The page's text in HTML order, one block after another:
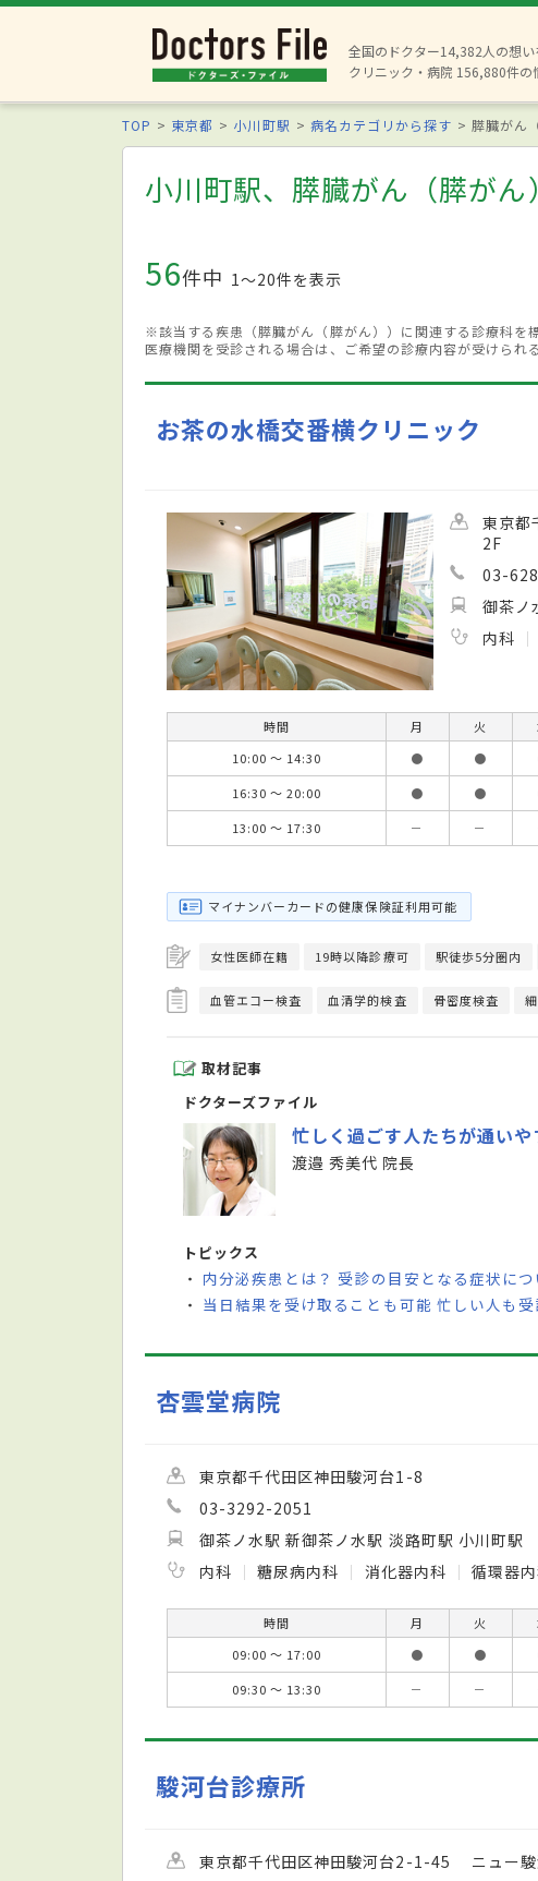
全国のドクター14,382人の想い
クリニック・病院 156,880件の
TOP 東京都 小川町駅 病名カテゴリから探す 膵臓がん
小川町駅、膵臓がん（膵がん）
56件中 1〜20件を表示
※該当する疾患（膵臓がん（膵がん））に関連する診療科を
医療機関を受診される場合は、ご希望の診療内容が受けられ
お茶の水橋交番横クリニック
東京
2F
03-
御茶ノ
内科
時間 月 火
10:00 ～ 14:30
● ●
16:30 ～ 20:00
● ●
13:00 ～ 17:30
－ －
マイナンバーカードの健康保険証利用可能
女性医師在籍 19時以降診療可 駅徒歩5分圏内
血管エコー検査 血清学的検査 骨密度検査
取材記事
ドクターズファイル
忙しく過ごす人たちが通い
渡邉 秀美代 院長
トピックス
・ 内分泌疾患とは？ 受診の目安となる症状につ
・ 当日結果を受け取ることも可能 忙しい人も
杏雲堂病院
東京都千代田区神田駿河台1-8
03-3292-2051
御茶ノ水駅 新御茶ノ水駅 淡路町駅 小川町駅
内科
糖尿病内科 消化器内科 循環器
時間 月 火
09:00 ～ 17:00
● ●
09:30 ～ 13:30
－ －
駿河台診療所
東京都千代田区神田駿河台2-1-45 ニュー駿